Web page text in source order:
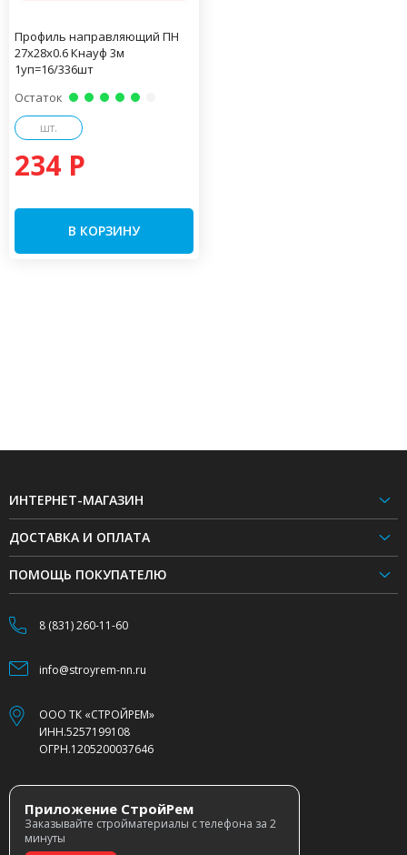
Профиль направляющий ПН
27х28х0.6 Кнауф 3м
1уп=16/336шт
Остаток
шт.
234 P
В КОРЗИНУ
ИНТЕРНЕТ-МАГАЗИН
ДОСТАВКА И ОПЛАТА
ПОМОЩЬ ПОКУПАТЕЛЮ
8 (831) 260-11-60
info@stroyrem-nn.ru
ООО ТК «СТРОЙРЕМ»
ИНН.5257199108
ОГРН.1205200037646
Приложение СтройРем
Заказывайте стройматериалы с телефона за 2
минуты